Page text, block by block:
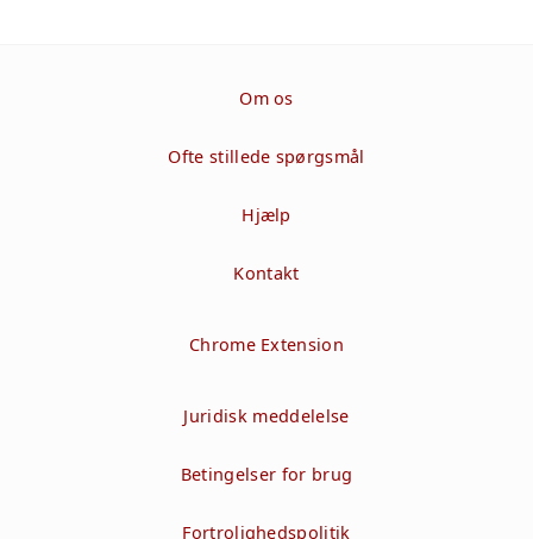
Om os
Ofte stillede spørgsmål
Hjælp
Kontakt
Chrome Extension
Juridisk meddelelse
Betingelser for brug
Fortrolighedspolitik